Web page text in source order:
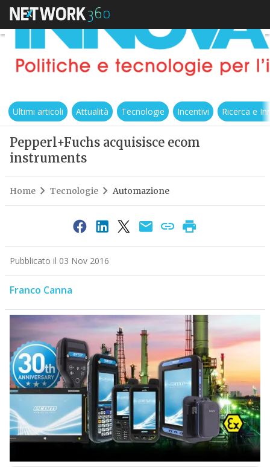
Ultimi articoli Attualità Tecnologie Incentivi Ricerca e
Pepperl+Fuchs acquisisce ecom
instruments
Home Tecnologie Automazione
Pubblicato il 03 Nov 2016
Franco Canna